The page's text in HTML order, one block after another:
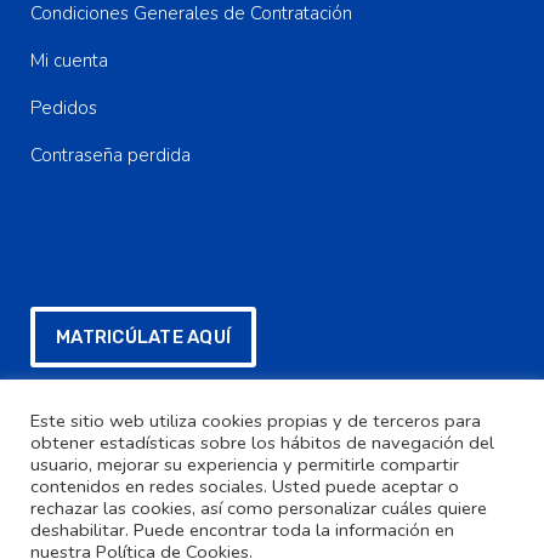
Condiciones Generales de Contratación
Mi cuenta
Pedidos
Contraseña perdida
MATRICÚLATE AQUÍ
FORMULARIO SEPA PARA DESCARGAR
Contacta con Nosotros
Este sitio web utiliza cookies propias y de terceros para
obtener estadísticas sobre los hábitos de navegación del
usuario, mejorar su experiencia y permitirle compartir
contenidos en redes sociales. Usted puede aceptar o
rechazar las cookies, así como personalizar cuáles quiere
deshabilitar. Puede encontrar toda la información en
nuestra Política de Cookies.